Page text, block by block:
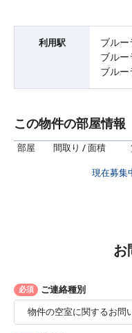
利用駅
ブル
ブル
ブル
この物件の部屋情報
部屋 間取り / 面積
現在募集
お
必須 ご連絡種別